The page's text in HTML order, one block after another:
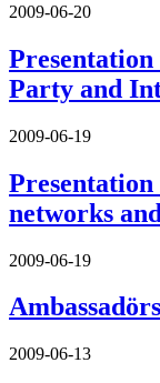
2009-06-20
Party and
2009-06-19
Presentation
networks
2009-06-19
2009-06-13